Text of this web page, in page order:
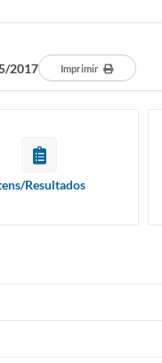
2017 Imprimir
Resultados